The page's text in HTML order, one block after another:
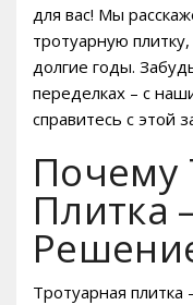
для вас! Мы
тротуарную
долгие годы.
переделках – с
справитесь с этой
Почему
Плитка
Тротуарная плитка